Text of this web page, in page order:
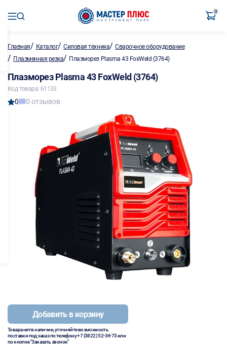
0
Главная/ Каталог/Силовая техника/Сварочное оборудование
/ Плазменная резка/ Плазморез Plasma 43 FoxWeld (3764)
Плазморез Plasma 43 FoxWeld (3764)
Код товара: 61133
0 0 отзывов
Добавить в корзину
Товара нет в наличии, уточняйте возможность
поставки под заказ по телефону+7 (3822) 52-34-73или
по кнопке "Заказать звонок"